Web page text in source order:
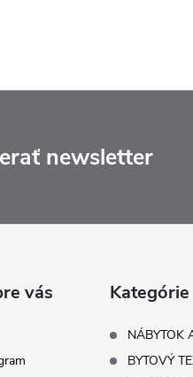
newsletter
vás Kategórie
NÁBYTOK
BYTOVÝ